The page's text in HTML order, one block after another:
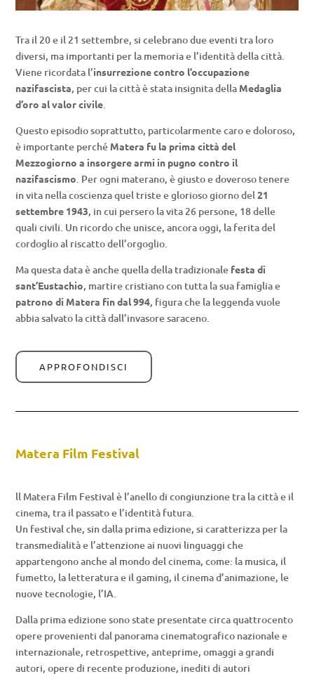
Tra il 20 e il 21 settembre, si celebrano due eventi tra loro
diversi, ma importanti per la memoria e l’identità della città.
Viene ricordata l’insurrezione contro l’occupazione
nazifascista, per cui la città è stata insignita della Medaglia
d’oro al valor civile
Questo episodio soprattutto, particolarmente caro e doloroso,
è importante perché Matera fu la prima città del
Mezzogiorno a insorgere armi in pugno contro il
nazifascismo . Per ogni materano, è giusto e doveroso tenere
in vita nella coscienza quel triste e glorioso giorno del21
settembre 1943, in cui persero la vita 26 persone, 18 delle
quali civili. Un ricordo che unisce, ancora oggi, la ferita del
cordoglio al riscatto dell’orgoglio.
Ma questa data è anche quella della tradizionale festa di
sant’Eustachio, martire cristiano con tutta la sua famiglia e
patrono di Matera fin dal 994, figura che la leggenda vuole
abbia salvato la città dall’invasore saraceno.
APPROFONDISCI
Matera Film Festival
ll Matera Film Festival è l’anello di congiunzione tra la città e il
cinema, tra il passato e l’identità futura.
Un festival che, sin dalla prima edizione, si caratterizza per la
transmedialità e l’attenzione ai nuovi linguaggi che
appartengono anche al mondo del cinema, come: la musica, il
fumetto, la letteratura e il gaming, il cinema d’animazione, le
nuove tecnologie, l’IA.
Dalla prima edizione sono state presentate circa quattrocento
opere provenienti dal panorama cinematografico nazionale e
internazionale, retrospettive, anteprime, omaggi a grandi
autori, opere di recente produzione, inediti di autori